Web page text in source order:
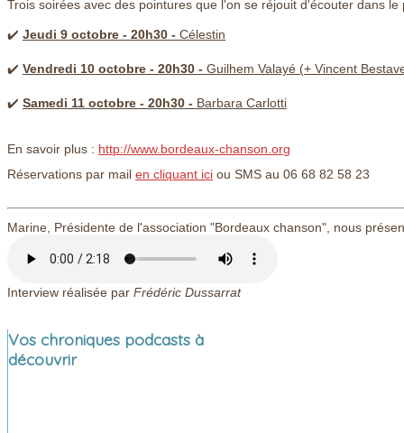
Trois soirées avec des pointures que l'on se réjouit d'écouter dans
✔️ Jeudi 9 octobre - 20h30 - Célestin
✔️ Vendredi 10 octobre - 20h30 - Guilhem Valayé (+ Vincent
✔️ Samedi 11 octobre - 20h30 - Barbara Carlotti
En savoir plus : http://www.bordeaux-chanson.org
Réservations par mail en cliquant ici ou SMS au 06 68 82 58 23
Marine, Présidente de l'association "Bordeaux chanson", nous
Interview réalisée par Frédéric Dussarrat
Vos chroniques podcasts à
découvrir